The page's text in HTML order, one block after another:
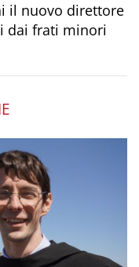
il nuovo direttore
dai frati minori